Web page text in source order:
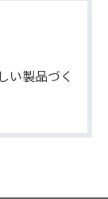
い製品づく